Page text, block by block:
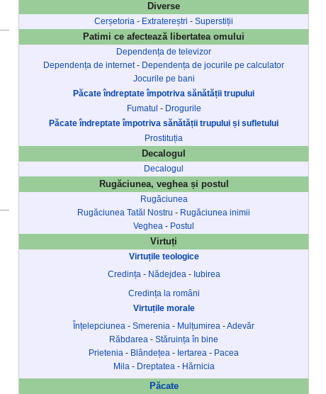
Diverse
Cerșetoria - Extratereștri - Superstiții
Patimi ce afectează libertatea omului
Dependența de televizor
Dependența de internet- Dependența de jocurile pe calculator
Jocurile pe bani
Păcate îndreptate împotriva sănătății trupului
Fumatul - Drogurile
Păcate îndreptate împotriva sănătății trupului și sufletului
Prostituția
Decalogul
Decalogul
Rugăciunea, veghea și postul
Rugăciunea
Rugăciunea Tatăl Nostru - Rugăciunea inimii
Veghea - Postul
Virtuți
Virtuțile teologice
Credința - Nădejdea - Iubirea
Credința la români
Virtuțile morale
Înțelepciunea - Smerenia - Mulțumirea -Adevăr
Răbdarea - Stăruința în bine
Prietenia - Blândețea - Iertarea - Pacea
Mila - Dreptatea - Hărnicia
Păcate